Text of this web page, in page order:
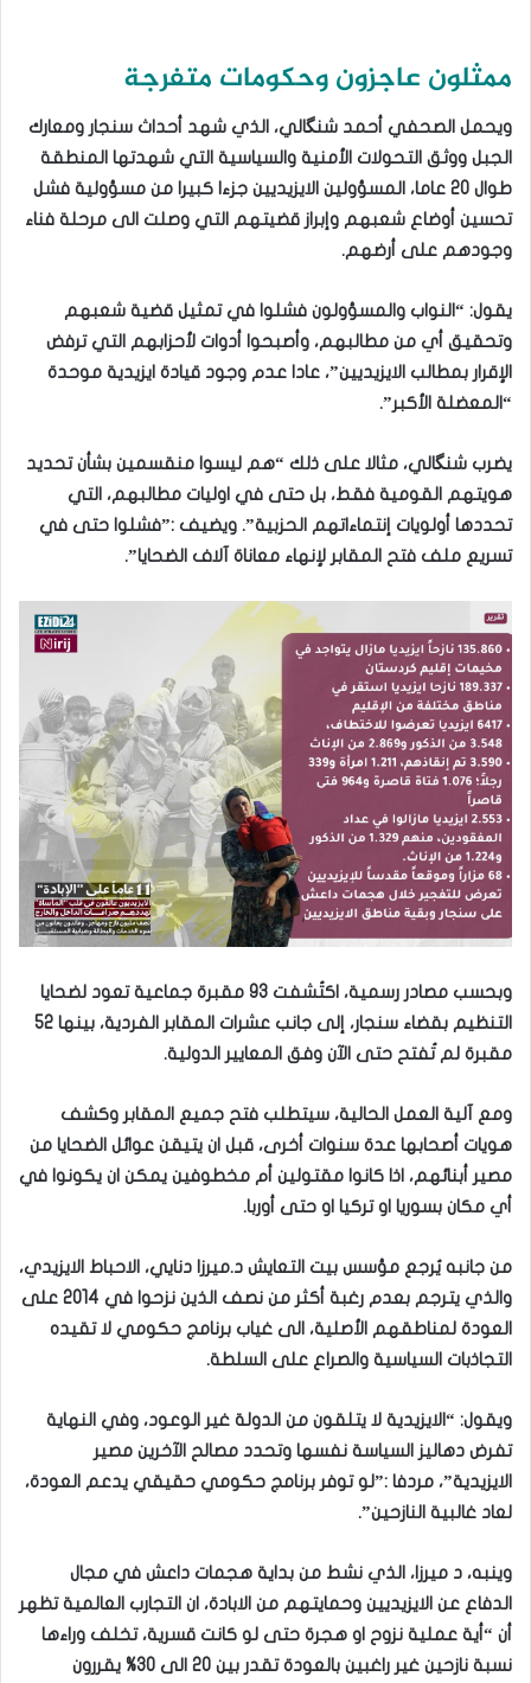
ممثلون عاجزون وحكومات متفرجة
ويحمل الصحفي أحمد شنگالي، الذي شهد أحداث سنجار ومعارك
الجبل ووثق التحولات الأمنية والسياسية التي شهدتها المنطقة
طوال 20 عاما، المسؤولين الايزيديين جزءا كبيرا من مسؤولية فشل
تحسين أوضاع شعبهم وإبراز قضيتهم التي وصلت الى مرحلة فناء
وجودهم على أرضهم.
يقول: “النواب والمسؤولون فشلوا في تمثيل قضية شعبهم
وتحقيق أي من مطالبهم، وأصبحوا أدوات لأحزابهم التي ترفض
الإقرار بمطالب الايزيديين”، عادا عدم وجود قيادة ايزيدية موحدة
“المعضلة الأكبر”.
يضرب شنگالي، مثالا على ذلك “هم ليسوا منقسمين بشأن تحديد
هويتهم القومية فقط، بل حتى في اوليات مطالبهم، التي
تحددها أولويات إنتماءاتهم الحزبية”. ويضيف :”فشلوا حتى في
تسريع ملف فتح المقابر لإنهاء معاناة آلاف الضحايا”.
وبحسب مصادر رسمية، اكتُشفت 93 مقبرة جماعية تعود لضحايا
التنظيم بقضاء سنجار، إلى جانب عشرات المقابر الفردية، بينها 52
مقبرة لم تُفتح حتى الآن وفق المعايير الدولية.
ومع آلية العمل الحالية، سيتطلب فتح جميع المقابر وكشف
هويات أصحابها عدة سنوات أخرى، قبل ان يتيقن عوائل الضحايا من
مصير أبنائهم، اذا كانوا مقتولين أم مخطوفين يمكن ان يكونوا في
أي مكان بسوريا او تركيا او حتى أوربا.
من جانبه يُرجع مؤسس بيت التعايش د.ميرزا دنايي، الاحباط الايزيدي،
والذي يترجم بعدم رغبة أكثر من نصف الذين نزحوا في 2014 على
العودة لمناطقهم الأصلية، الى غياب برنامج حكومي لا تقيده
التجاذبات السياسية والصراع على السلطة.
ويقول: “الايزيدية لا يتلقون من الدولة غير الوعود، وفي النهاية
تفرض دهاليز السياسة نفسها وتحدد مصالح الآخرين مصير
الايزيدية”، مردفا :”لو توفر برنامج حكومي حقيقي يدعم العودة،
لعاد غالبية النازحين”.
وينبه، د ميرزا، الذي نشط من بداية هجمات داعش في مجال
الدفاع عن الايزيديين وحمايتهم من الابادة، ان التجارب العالمية تظهر
أن “أية عملية نزوح او هجرة حتى لو كانت قسرية، تخلف وراءها
نسبة نازحين غير راغبين بالعودة تقدر بين 20 الى 30% يقررون